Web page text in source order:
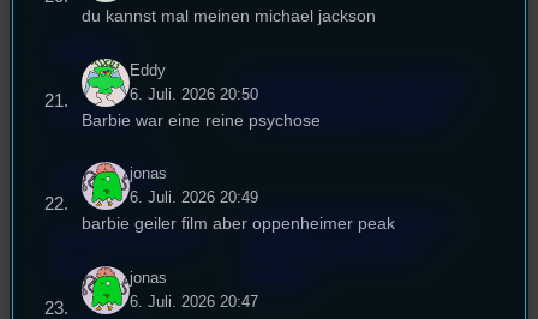
Impressum
Datenschutz
Cookie-Richtlinie
Unterstützt vom Lehrstuhl
für Medienwissenschaft
Powered by Airtime.pro –
du kannst mal meinen michael jackson
Eddy
6. Juli. 2026 20:50
Barbie war eine reine psychose
jonas
6. Juli. 2026 20:49
barbie geiler film aber oppenheimer peak
jonas
6. Juli. 2026 20:47